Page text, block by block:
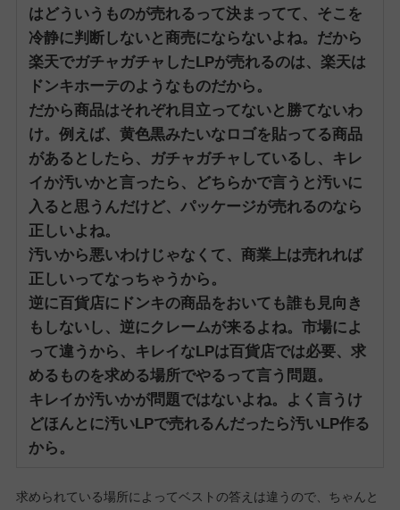
はどういうものが売れるって決まってて、そこを
冷静に判断しないと商売にならないよね。 だから
楽天でガチャガチャしたLPが売れるのは、楽天は
ドンキホーテのようなものだから。
だから商品はそれぞれ目立ってないと勝てないわ
け。 例えば、黄色黒みたいなロゴを貼ってる商品
があるとしたら、ガチャガチャしているし、キレ
イか汚いかと言ったら、どちらかで言うと汚いに
入ると思うんだけど、パッケージが売れるのなら
正しいよね。
汚いから悪いわけじゃなくて、商業上は売れれば
正しいってなっちゃうから。
逆に百貨店にドンキの商品をおいても誰も見向き
もしないし、逆にクレームが来るよね。 市場によ
って違うから、キレイなLPは百貨店では必要、求
めるものを求める場所でやるって言う問題。
キレイか汚いかが問題ではないよね。
よく言うけ
どほんとに汚いLPで売れるんだったら汚いLP作る
から。
求められている場所によってベストの答えは違うので、ちゃんと